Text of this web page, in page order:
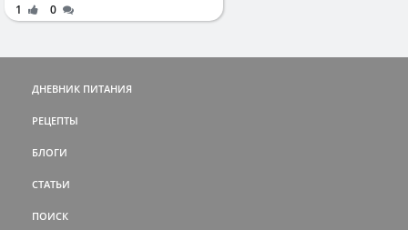
1 0
ДНЕВНИК ПИТАНИЯ
РЕЦЕПТЫ
БЛОГИ
СТАТЬИ
ПОИСК